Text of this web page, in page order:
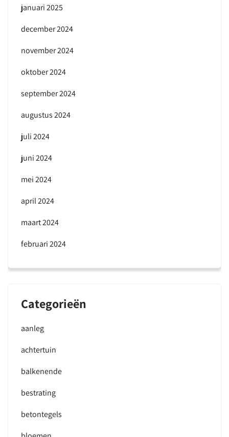
januari 2025
december 2024
november 2024
oktober 2024
september 2024
augustus 2024
juli 2024
juni 2024
mei 2024
april 2024
maart 2024
februari 2024
Categorieën
aanleg
achtertuin
balkenende
bestrating
betontegels